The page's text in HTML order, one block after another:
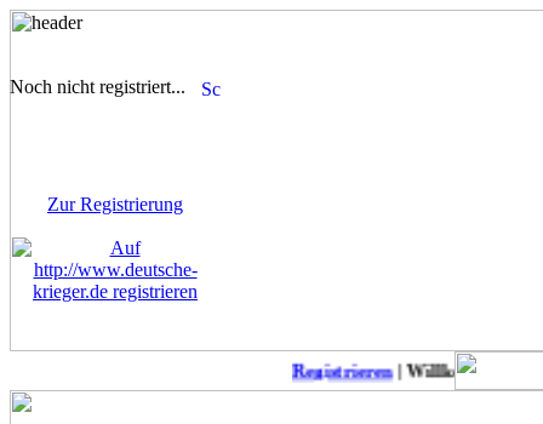
Registrieren| Willkommen auf
Noch nicht registriert...
Zur Registrierung